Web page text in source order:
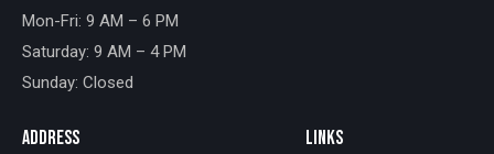
Mon-Fri: 9 AM – 6 PM
Saturday: 9 AM – 4 PM
Sunday: Closed
ADDRESS LINKS